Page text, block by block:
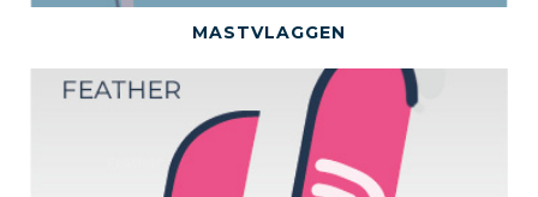
BEKIJK DIT PRODUCT
MASTVLAGGEN